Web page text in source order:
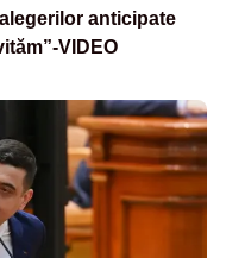
anticipate
VIDEO